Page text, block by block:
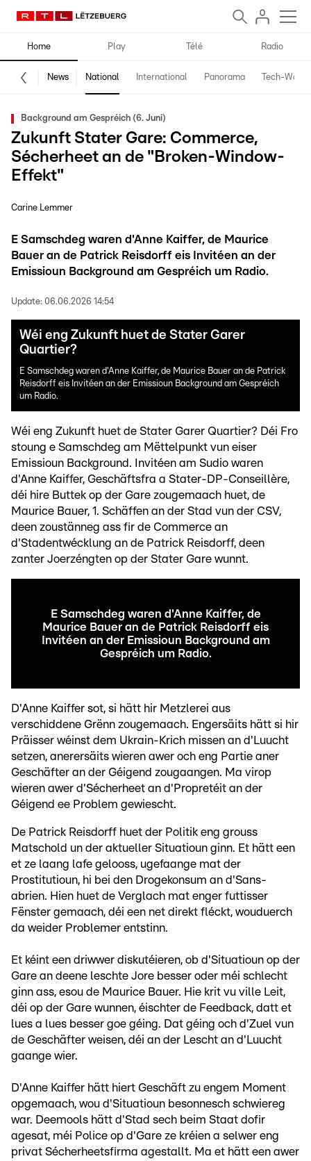
Home Play Télé Radio
News National International Panorama Tech-World
Background am Gespréich (6. Juni)
Zukunft Stater Gare: Commerce,
Sécherheet an de "Broken-Window-
Effekt"
Carine Lemmer
E Samschdeg waren d'Anne Kaiffer, de Maurice
Bauer an de Patrick Reisdorff eis Invitéen an der
Emissioun Background am Gespréich um Radio.
Update: 06.06.2026 14:54
Wéi eng Zukunft huet de Stater Garer
Quartier?
E Samschdeg waren d'Anne Kaiffer, de Maurice Bauer an de Patrick
Reisdorff eis Invitéen an der Emissioun Background am Gespréich
um Radio.
Wéi eng Zukunft huet de Stater Garer Quartier? Déi Fro
stoung e Samschdeg am Mëttelpunkt vun eiser
Emissioun Background. Invitéen am Sudio waren
d'Anne Kaiffer, Geschäftsfra a Stater-DP-Conseillère,
déi hire Buttek op der Gare zougemaach huet, de
Maurice Bauer, 1. Schäffen an der Stad vun der CSV,
deen zoustänneg ass fir de Commerce an
d'Stadentwécklung an de Patrick Reisdorff, deen
zanter Joerzéngten op der Stater Gare wunnt.
E Samschdeg waren d'Anne Kaiffer, de
Maurice Bauer an de Patrick Reisdorff eis
Invitéen an der Emissioun Background am
Gespréich um Radio.
D'Anne Kaiffer sot, si hätt hir Metzlerei aus
verschiddene Grënn zougemaach. Engersäits hätt si hir
Präisser wéinst dem Ukrain-Krich missen an d'Luucht
setzen, anerersäits wieren awer och eng Partie aner
Geschäfter an der Géigend zougaangen. Ma virop
wieren awer d'Sécherheet an d'Propretéit an der
Géigend ee Problem gewiescht.
De Patrick Reisdorff huet der Politik eng grouss
Matschold un der aktueller Situatioun ginn. Et hätt een
et ze laang lafe gelooss, ugefaange mat der
Prostitutioun, hi bei den Drogekonsum an d'Sans-
abrien. Hien huet de Verglach mat enger futtisser
Fënster gemaach, déi een net direkt fléckt, wouduerch
da weider Problemer entstinn.
Et kéint een driwwer diskutéieren, ob d'Situatioun op der
Gare an deene leschte Jore besser oder méi schlecht
ginn ass, esou de Maurice Bauer. Hie krit vu ville Leit,
déi op der Gare wunnen, éischter de Feedback, datt et
lues a lues besser goe géing. Dat géing och d'Zuel vun
de Geschäfter weisen, déi an der Lescht an d'Luucht
gaange wier.
D'Anne Kaiffer hätt hiert Geschäft zu engem Moment
opgemaach, wou d'Situatioun besonnesch schwiereg
war. Deemools hätt d'Stad sech beim Staat dofir
agesat, méi Police op d'Gare ze kréien a selwer eng
privat Sécherheetsfirma agestallt. Ma et hätt een awer